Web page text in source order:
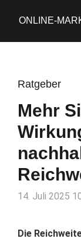
ONLINE-
Ratgeber
Mehr
14. Juli 2025
Die